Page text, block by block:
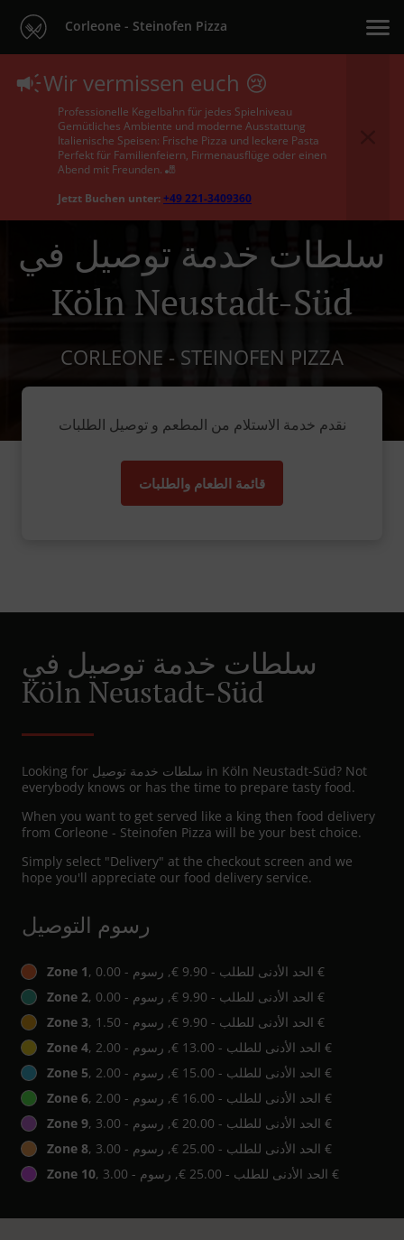
Corleone - Steinofen Pizza
Wir vermissen euch 😢
Professionelle Kegelbahn für jedes Spielniveau
Gemütliches Ambiente und moderne Ausstattung
Italienische Speisen: Frische Pizza und leckere Pasta
Perfekt für Familienfeiern, Firmenausflüge oder einen
Abend mit Freunden. 🎳
Jetzt Buchen unter:+49 221-3409360
سلطات خدمة توصيل في
Köln Neustadt-Süd
CORLEONE - STEINOFEN PIZZA
نقدم خدمة الاستلام من المطعم و توصيل الطلبات
قائمة الطعام والطلبات
سلطات خدمة توصيل في
Köln Neustadt-Süd
Looking for سلطات خدمة توصيل in Köln Neustadt-Süd? Not
everybody knows or has the time to prepare tasty food.
When you want to get served like a king then food delivery
from Corleone - Steinofen Pizza will be your best choice.
Simply select "Delivery" at the checkout screen and we
hope you'll appreciate our food delivery service.
رسوم التوصيل
Zone 1
, الحد الأدنى للطلب - ‏9.90 €, رسوم - ‏0.00 €
Zone 2
, الحد الأدنى للطلب - ‏9.90 €, رسوم - ‏0.00 €
Zone 3
, الحد الأدنى للطلب - ‏9.90 €, رسوم - ‏1.50 €
Zone 4
, الحد الأدنى للطلب - ‏13.00 €, رسوم - ‏2.00 €
Zone 5
, الحد الأدنى للطلب - ‏15.00 €, رسوم - ‏2.00 €
Zone 6
, الحد الأدنى للطلب - ‏16.00 €, رسوم - ‏2.00 €
Zone 9
, الحد الأدنى للطلب - ‏20.00 €, رسوم - ‏3.00 €
Zone 8
, الحد الأدنى للطلب - ‏25.00 €, رسوم - ‏3.00 €
Zone 10
, الحد الأدنى للطلب - ‏25.00 €, رسوم - ‏3.00 €